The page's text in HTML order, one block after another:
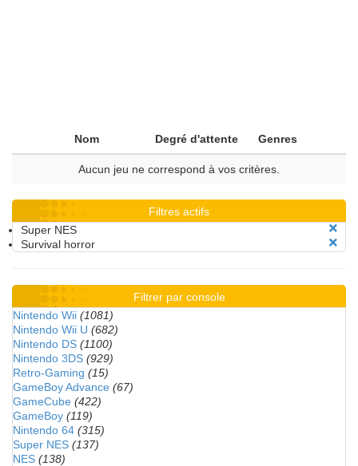
Nom Degré d'attente Genres
Aucun jeu ne correspond à vos critères.
Filtres actifs
Super NES
Survival horror
Filtrer par console
Nintendo Wii (1081)
Nintendo Wii U (682)
Nintendo DS (1100)
Nintendo 3DS (929)
Retro-Gaming (15)
GameBoy Advance (67)
GameCube (422)
GameBoy (119)
Nintendo 64 (315)
Super NES (137)
NES (138)